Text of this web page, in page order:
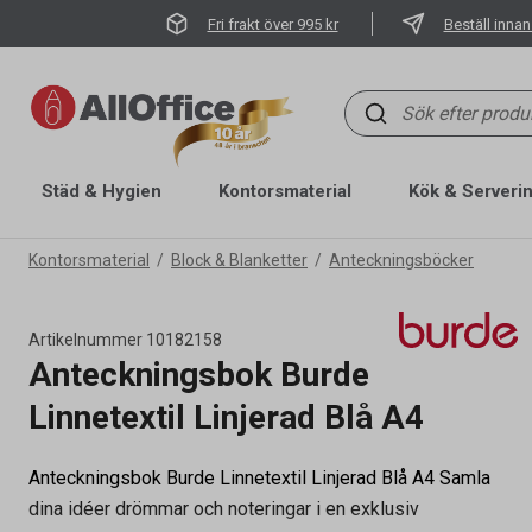
Fri frakt över 995 kr Beställ
Städ & Hygien Kontorsmaterial Kök &
Kontorsmaterial Block & Blanketter Anteckningsböcker
Artikelnummer 10182158
Anteckningsbok Burde
Linnetextil Linjerad Blå A4
Anteckningsbok Burde Linnetextil Linjerad Blå A4 Samla
dina idéer drömmar och noteringar i en exklusiv